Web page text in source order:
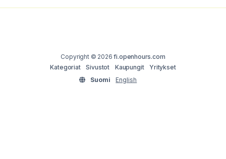
Copyright © 2026fi.openhours.com
Kategoriat
Sivustot Kaupungit
Yritykset
Suomi
English